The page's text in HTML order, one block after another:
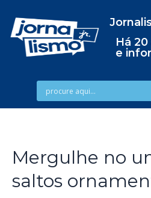
Há
e
Mergulhe no
saltos